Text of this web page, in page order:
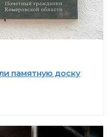
памятную доску